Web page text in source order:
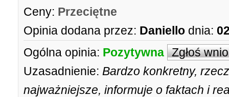
Ceny: Przeciętne
Opinia dodana przez: Daniello dnia:
Ogólna opinia: Pozytywna Zgłoś
Uzasadnienie: Bardzo konkretny,
najważniejsze, informuje o faktach i